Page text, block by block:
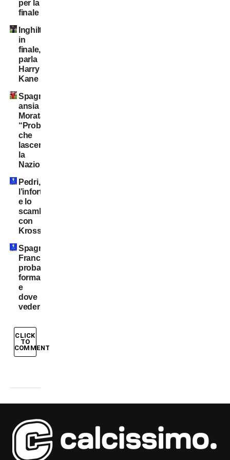
per la
finale
Inghilterra
in
finale,
parla
Harry
Kane
Spagna,
ansia
Morata:
“Probabile
che
lascerò
la
Nazionale”
Pedri,
l’infortunio
e lo
scambio
con
Kross
Spagna-
Francia:
probabili
formazioni
e
dove
vederla
CLICK
TO
COMMENT